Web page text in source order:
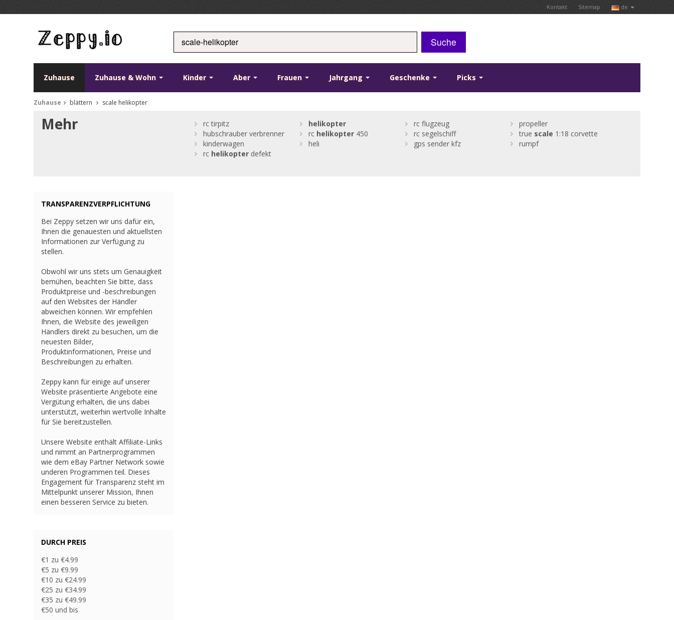
Kontakt Sitemap de
Suche
Zuhause Zuhause & Wohn Kinder Aber Frauen Jahrgang Geschenke Picks
Zuhause blättern scale helikopter
Mehr rc tirpitz helikopter rc flugzeug
propeller
hubschrauber verbrenner
rc helikopter450 rc segelschiff true scale 1:18 corvette
kinderwagen
heli gps sender kfz
rumpf
rc helikopterdefekt
TRANSPARENZVERPFLICHTUNG
Bei Zeppy setzen wir uns dafür ein,
Ihnen die genauesten und aktuellsten
Informationen zur Verfügung zu
stellen.
Obwohl wir uns stets um Genauigkeit
bemühen, beachten Sie bitte, dass
Produktpreise und -beschreibungen
auf den Websites der Händler
abweichen können. Wir empfehlen
Ihnen, die Website des jeweiligen
Händlers direkt zu besuchen, um die
neuesten Bilder,
Produktinformationen, Preise und
Beschreibungen zu erhalten.
Zeppy kann für einige auf unserer
Website präsentierte Angebote eine
Vergütung erhalten, die uns dabei
unterstützt, weiterhin wertvolle Inhalte
für Sie bereitzustellen.
Unsere Website enthält Affiliate-Links
und nimmt an Partnerprogrammen
wie dem eBay Partner Network sowie
underen Programmen teil. Dieses
Engagement für Transparenz steht im
Mittelpunkt unserer Mission, Ihnen
einen besseren Service zu bieten.
DURCH PREIS
€1 zu €4.99
€5 zu €9.99
€10 zu €24.99
€25 zu €34.99
€35 zu €49.99
€50 und bis